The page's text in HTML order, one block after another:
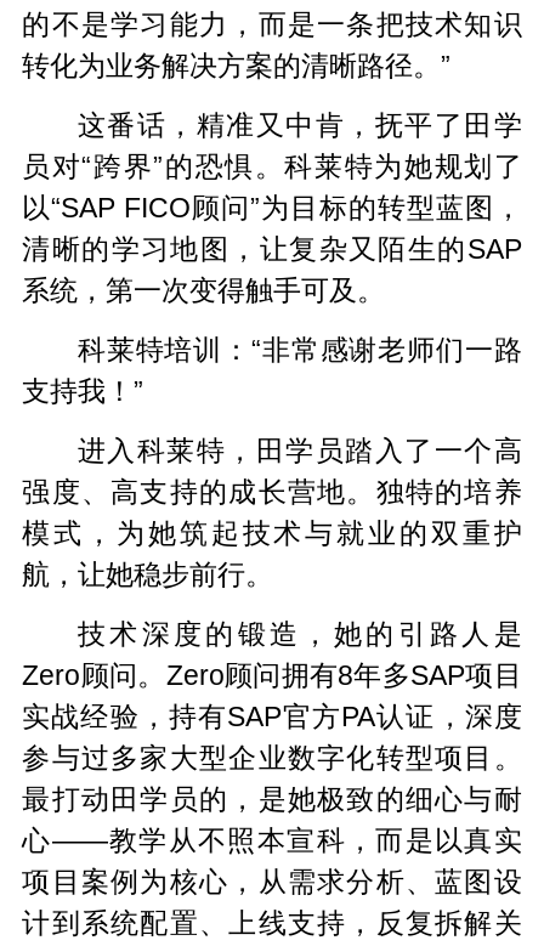
的不是学习能力，而是一条把技术知识
转化为业务解决方案的清晰路径。”
这番话，精准又中肯，抚平了田学
员对“跨界”的恐惧。科莱特为她规划了
以“SAP FICO顾问”为目标的转型蓝图，
清晰的学习地图，让复杂又陌生的SAP
系统，第一次变得触手可及。
科莱特培训：“非常感谢老师们一路
支持我！”
进入科莱特，田学员踏入了一个高
强度、高支持的成长营地。独特的培养
模式，为她筑起技术与就业的双重护
航，让她稳步前行。
技术深度的锻造，她的引路人是
Zero顾问。Zero顾问拥有8年多SAP项目
实战经验，持有SAP官方PA认证，深度
参与过多家大型企业数字化转型项目。
最打动田学员的，是她极致的细心与耐
心——教学从不照本宣科，而是以真实
项目案例为核心，从需求分析、蓝图设
计到系统配置、上线支持，反复拆解关